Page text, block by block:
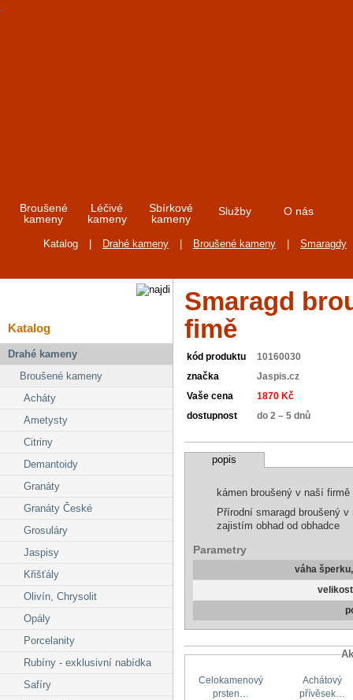
Broušené
kameny
Léčivé
kameny
Sbírkové
kameny
Služby O nás
Katalog Drahé kameny Broušené kameny Smaragdy
Katalog
Drahé kameny
Broušené kameny
Acháty
Ametysty
Citriny
Demantoidy
Granáty
Granáty České
Grosuláry
Jaspisy
Křišťály
Olivín, Chrysolit
Opály
Porcelanity
Rubíny - exklusivní nabídka
Safíry
Smaragd
fimě
kód produktu 10160030
značka Jaspis.cz
Vaše cena 1870 Kč
dostupnost do 2 – 5 dnů
popis
kámen broušený v naší firmě
Přírodní smaragd broušený
zajistím obhad od obhadce
Parametry
váha
Celokamenový
prsten…
Achátový
přívěsek…